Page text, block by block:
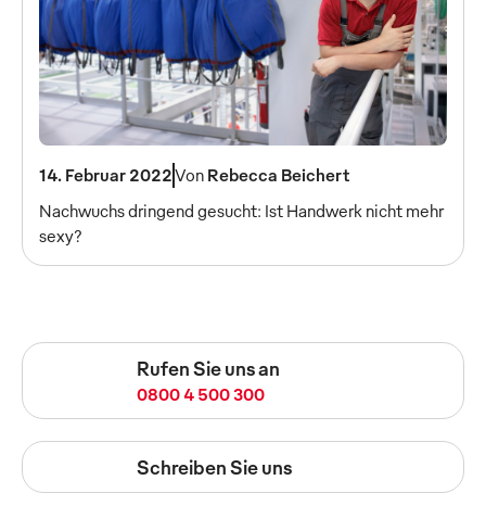
14. Februar 2022Von Rebecca Beichert
Nachwuchs dringend gesucht: Ist Handwerk nicht mehr
sexy?
Rufen Sie uns an
0800 4 500 300
Schreiben Sie uns